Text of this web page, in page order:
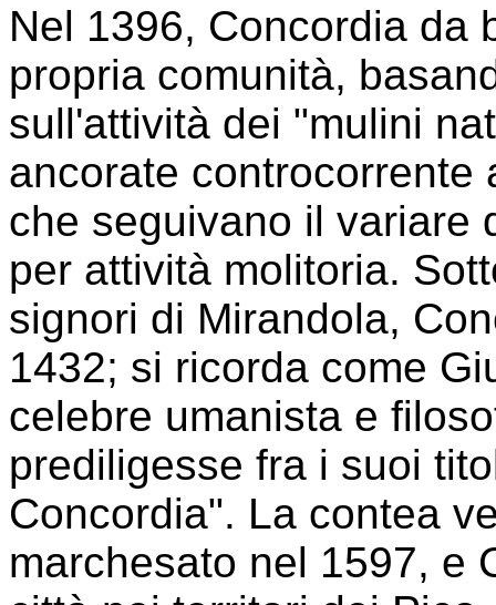
Nel 1396, Concordia da
propria comunità,
sull'attività dei "mulini
ancorate controcorrente
che seguivano il variare
per attività molitoria.
signori di Mirandola,
1432; si ricorda come
celebre umanista e
prediligesse fra i suoi
Concordia". La contea
marchesato nel 1597, e